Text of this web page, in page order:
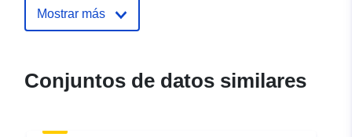
Actualizado en data.europa.eu:
Mostrar más
Conjuntos de datos similares